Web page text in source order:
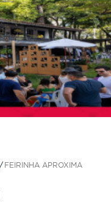
FEIRINHA APROXIMA